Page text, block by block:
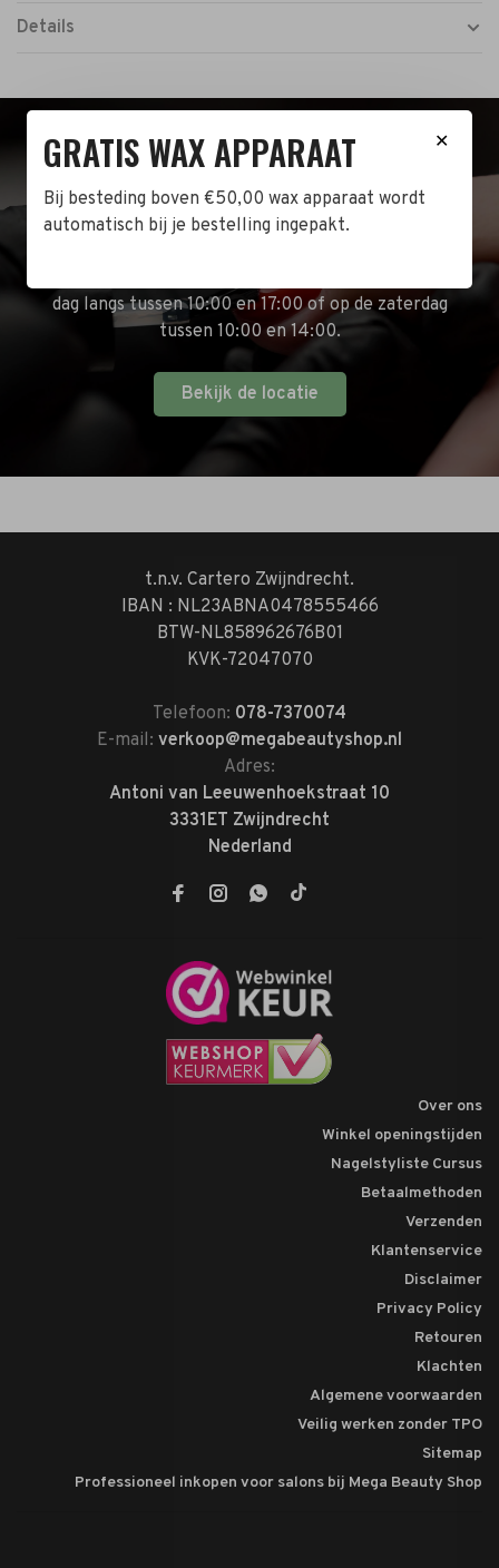
Details
BEZOEK DE WINKEL!
Naast de online shop hebben wij ook een fysieke
dag langs tussen 10:00 en 17:00 of op de zaterdag
tussen 10:00 en 14:00.
Bekijk de locatie
t.n.v. Cartero Zwijndrecht.
IBAN : NL23ABNA0478555466
BTW-NL858962676B01
KVK-72047070
Telefoon: 078-7370074
E-mail: verkoop@megabeautyshop.nl
Adres:
Antoni van Leeuwenhoekstraat 10
3331ET Zwijndrecht
Nederland
Over ons
Winkel openingstijden
Nagelstyliste Cursus
Betaalmethoden
Verzenden
Klantenservice
Disclaimer
Privacy Policy
Retouren
Klachten
Algemene voorwaarden
Veilig werken zonder TPO
Sitemap
Professioneel inkopen voor salons bij Mega Beauty Shop
✕
GRATIS WAX APPARAAT
Bij besteding boven €50,00 wax apparaat wordt
automatisch bij je bestelling ingepakt.